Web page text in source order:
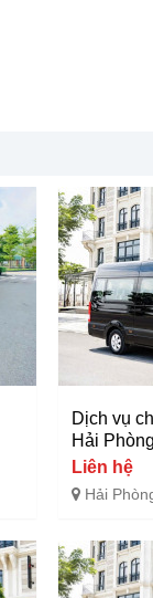
Dịch vụ
Hải
Liên hệ
Hải